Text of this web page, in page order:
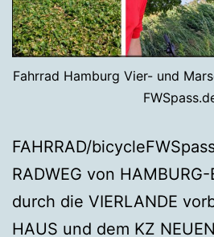
Fahrrad Hamburg Vier- und
FAHRRAD/
RADWEG von HAMBURG-
durch die VIERLANDE
HAUS und dem KZ